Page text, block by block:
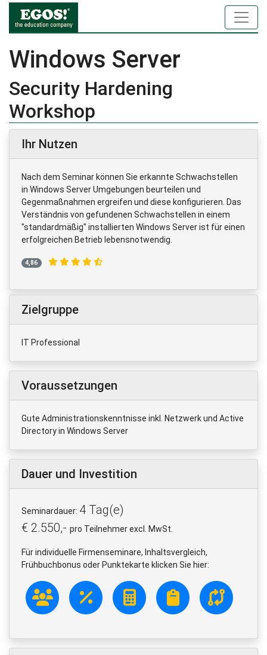
Windows Server
Security Hardening
Workshop
Ihr Nutzen
Nach dem Seminar können Sie erkannte Schwachstellen
in Windows Server Umgebungen beurteilen und
Gegenmaßnahmen ergreifen und diese konfigurieren. Das
Verständnis von gefundenen Schwachstellen in einem
"standardmäßig" installierten Windows Server ist für einen
erfolgreichen Betrieb lebensnotwendig.
4,86
Zielgruppe
IT Professional
Voraussetzungen
Gute Administrationskenntnisse inkl. Netzwerk und Active
Directory in Windows Server
Dauer und Investition
Seminardauer: 4 Tag(e)
€ 2.550,- pro Teilnehmer excl. MwSt.
Für individuelle Firmenseminare, Inhaltsvergleich,
Frühbuchbonus oder Punktekarte klicken Sie hier: